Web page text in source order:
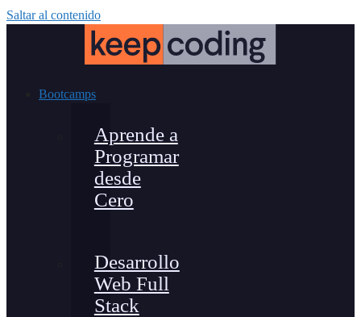
Saltar al contenido
Bootcamps
Aprende a
Programar
desde
Cero
Desarrollo
Web Full
Stack